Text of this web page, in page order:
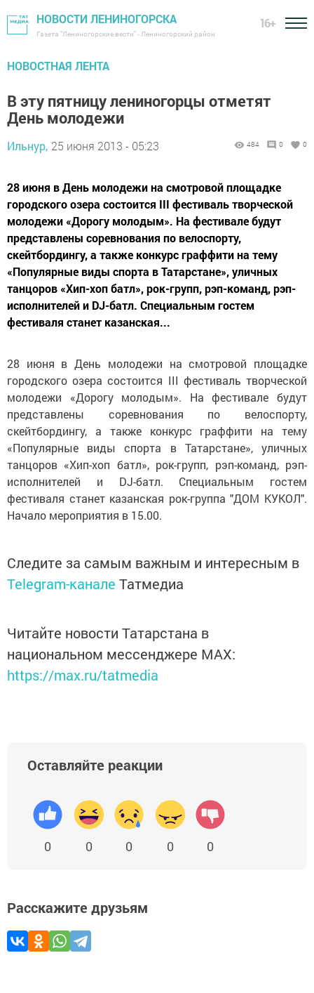
НОВОСТИ ЛЕНИНОГОРСКА
Газета "Лениногорские вести" - Лениногорский район
16+
НОВОСТНАЯ ЛЕНТА
В эту пятницу лениногорцы отметят
День молодежи
Ильнур, 25 июня 2013 - 05:23 484 0 0
28 июня в День молодежи на смотровой площадке
городского озера состоится III фестиваль творческой
молодежи «Дорогу молодым». На фестивале будут
представлены соревнования по велоспорту,
скейтбордингу, а также конкурс граффити на тему
«Популярные виды спорта в Татарстане», уличных
танцоров «Хип-хоп батл», рок-групп, рэп-команд, рэп-
исполнителей и DJ-батл. Специальным гостем
фестиваля станет казанская...
28 июня в День молодежи на смотровой площадке
городского озера состоится III фестиваль творческой
молодежи «Дорогу молодым». На фестивале будут
представлены соревнования по велоспорту,
скейтбордингу, а также конкурс граффити на тему
«Популярные виды спорта в Татарстане», уличных
танцоров «Хип-хоп батл», рок-групп, рэп-команд, рэп-
исполнителей и DJ-батл. Специальным гостем
фестиваля станет казанская рок-группа "ДОМ КУКОЛ".
Начало мероприятия в 15.00.
Следите за самым важным и интересным в
Telegram-канале Татмедиа
Читайте новости Татарстана в
национальном мессенджере MАХ:
https://max.ru/tatmedia
Оставляйте реакции
0 0 0 0 0
Расскажите друзьям